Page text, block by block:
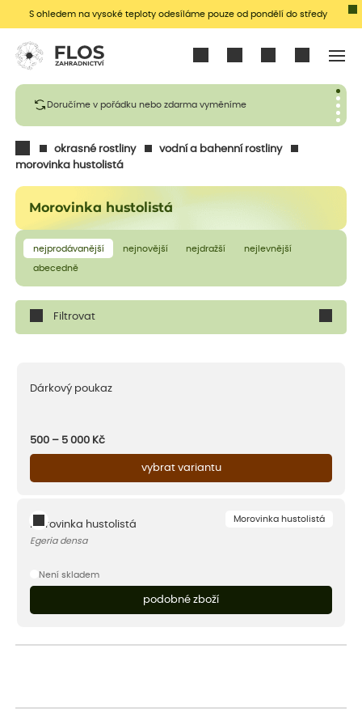
S ohledem na vysoké teploty odesíláme pouze od pondělí do středy
Doručíme v pořádku nebo zdarma vyměníme
okrasné rostliny
vodní a bahenní rostliny
morovinka hustolistá
Morovinka hustolistá
nejprodávanější nejnovější nejdražší nejlevnější
abecedně
Filtrovat
Dárkový poukaz
500 – 5 000 Kč
vybrat variantu
Morovinka hustolistá
Morovinka hustolistá
Egeria densa
Není skladem
podobné zboží